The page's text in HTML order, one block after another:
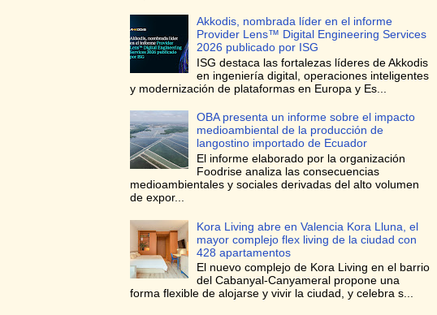
Akkodis, nombrada líder en el informe
Provider Lens™ Digital Engineering Services
2026 publicado por ISG
ISG destaca las fortalezas líderes de Akkodis
en ingeniería digital, operaciones inteligentes
y modernización de plataformas en Europa y Es...
OBA presenta un informe sobre el impacto
medioambiental de la producción de
langostino importado de Ecuador
El informe elaborado por la organización
Foodrise analiza las consecuencias
medioambientales y sociales derivadas del alto volumen
de expor...
Kora Living abre en Valencia Kora Lluna, el
mayor complejo flex living de la ciudad con
428 apartamentos
El nuevo complejo de Kora Living en el barrio
del Cabanyal-Canyameral propone una
forma flexible de alojarse y vivir la ciudad, y celebra s...